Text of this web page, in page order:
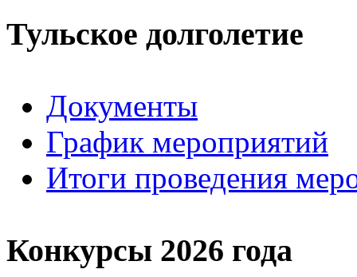
Тульское долголетие
Документы
График мероприятий
Итоги проведения
Конкурсы 2026 года